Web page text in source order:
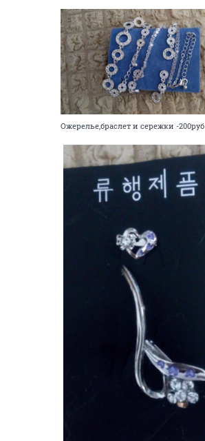
Ожерелье,браслет и сережки -200руб